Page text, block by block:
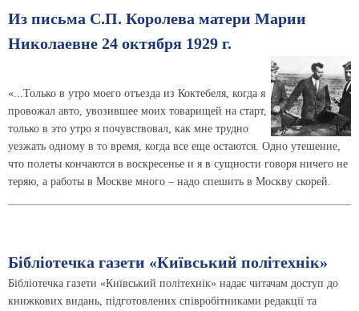
Из письма С.П. Королева матери Марии
Николаевне 24 октября 1929 г.
«...Только в утро моего отъезда из Коктебеля, когда я
провожал авто, увозившее моих товарищей на старт,
только в это утро я почувствовал, как мне трудно
уезжать одному в то время, когда все еще остаются. Одно утешение,
что полеты кончаются в воскресенье и я в сущности говоря ничего не
теряю, а работы в Москве много – надо спешить в Москву скорей.
Бібліотечка газети «Київський політехнік»
Бібліотечка газети «Київський політехнік» надає читачам доступ до
книжкових видань, підготовлених співробітниками редакції та